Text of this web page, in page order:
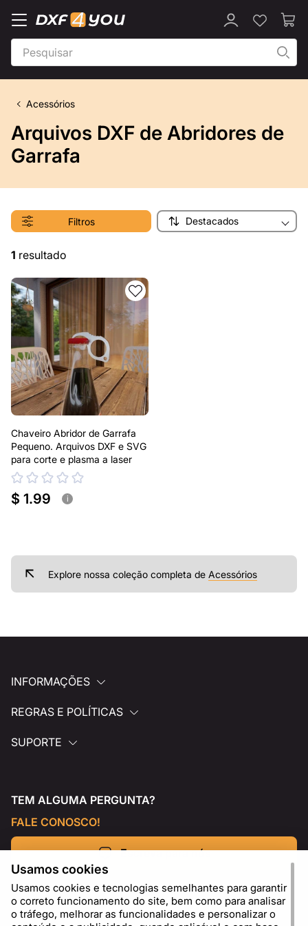
Acessórios
Arquivos DXF de Abridores de
Garrafa
Filtros Destacados
1 resultado
Chaveiro Abridor de Garrafa
Pequeno. Arquivos DXF e SVG
para corte e plasma a laser
$ 1.99 i
Explore nossa coleção completa de Acessórios
INFORMAÇÕES
REGRAS E POLÍTICAS
SUPORTE
TEM ALGUMA PERGUNTA?
FALE CONOSCO!
Escreva para nós
Usamos cookies
Usamos cookies e tecnologias semelhantes para garantir
o correto funcionamento do site, bem como para analisar
o tráfego, melhorar as funcionalidades e personalizar o